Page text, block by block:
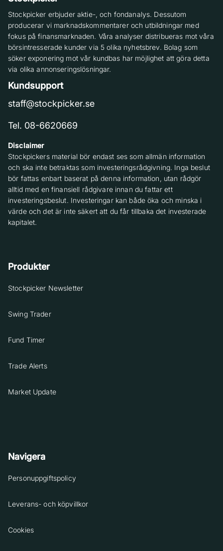
Stockpicker erbjuder aktie-, och fondanalys. Dessutom
producerar vi marknadskommentarer och utbildningar med
fokus på finansmarknaden. Våra analyser distribueras mot våra
börsintresserade kunder via 5 olika nyhetsbrev. Bolag som
söker exponering mot vår kundbas har möjlighet att göra detta
via olika annonseringslösningar.
Kundsupport
staff@stockpicker.se
Tel. 08-6620669
Disclaimer
Stockpickers material bör endast ses som allmän information
och ska inte betraktas som investeringsrådgivning. Inga beslut
bör fattas enbart baserat på denna information, utan rådgör
alltid med en finansiell rådgivare innan du fattar ett
investeringsbeslut. Investeringar kan både öka och minska i
värde och det är inte säkert att du får tillbaka det investerade
kapitalet.
Produkter
Stockpicker Newsletter
Swing Trader
Fund Timer
Trade Alerts
Market Update
Navigera
Personuppgiftspolicy
Leverans- och köpvillkor
Cookies